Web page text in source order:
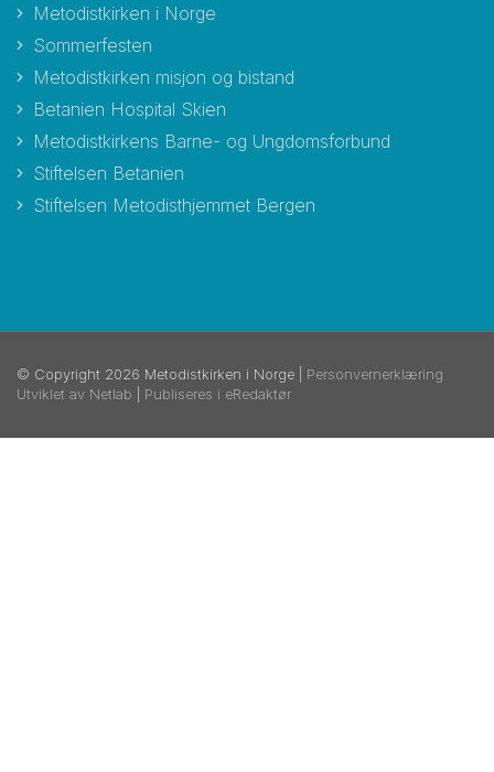
Metodistkirken i Norge
Sommerfesten
Metodistkirken misjon og bistand
Betanien Hospital Skien
Metodistkirkens Barne- og Ungdomsforbund
Stiftelsen Betanien
Stiftelsen Metodisthjemmet Bergen
© Copyright 2026 Metodistkirken i Norge | Personvernerklæring
Utviklet av Netlab
Publiseres i eRedaktør